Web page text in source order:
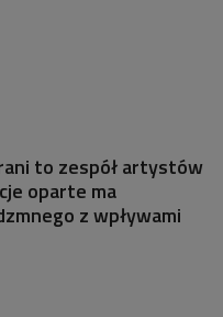
to zespół artystów
oparte ma
z wpływami